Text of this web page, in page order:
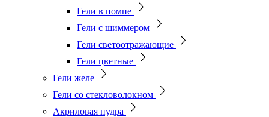
Гели в помпе
Гели с шиммером
Гели светоотражающие
Гели цветные
Гели желе
Гели со стекловолокном
Акриловая пудра